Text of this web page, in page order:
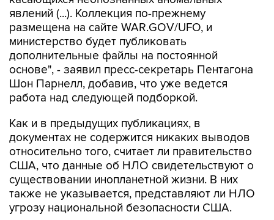
явлений (...). Коллекция по-прежнему
размещена на сайте WAR.GOV/UFO, и
министерство будет публиковать
дополнительные файлы на постоянной
основе", - заявил пресс-секретарь Пентагона
Шон Парнелл, добавив, что уже ведется
работа над следующей подборкой.
Как и в предыдущих публикациях, в
документах не содержится никаких выводов
относительно того, считает ли правительство
США, что данные об НЛО свидетельствуют о
существовании инопланетной жизни. В них
также не указывается, представляют ли НЛО
угрозу национальной безопасности США.